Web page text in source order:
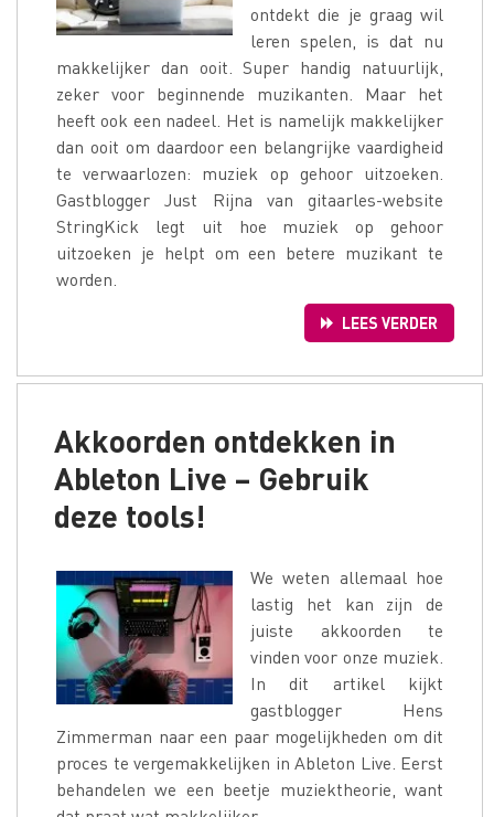
ontdekt die je graag wil
leren spelen, is dat nu
makkelijker dan ooit. Super handig natuurlijk,
zeker voor beginnende muzikanten. Maar het
heeft ook een nadeel. Het is namelijk makkelijker
dan ooit om daardoor een belangrijke vaardigheid
te verwaarlozen: muziek op gehoor uitzoeken.
Gastblogger Just Rijna van gitaarles-website
StringKick legt uit hoe muziek op gehoor
uitzoeken je helpt om een betere muzikant te
worden.
LEES VERDER
Akkoorden ontdekken in
Ableton Live – Gebruik
deze tools!
We weten allemaal hoe
lastig het kan zijn de
juiste akkoorden te
vinden voor onze muziek.
In dit artikel kijkt
gastblogger Hens
Zimmerman naar een paar mogelijkheden om dit
proces te vergemakkelijken in Ableton Live. Eerst
behandelen we een beetje muziektheorie, want